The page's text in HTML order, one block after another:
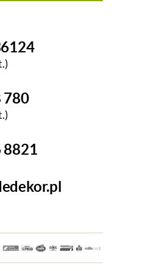
780
8821